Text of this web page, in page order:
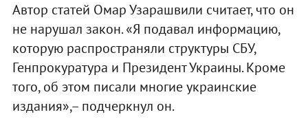
Автор статей Омар Узарашвили считает, что он
не нарушал закон. «Я подавал информацию,
которую распространяли структуры СБУ,
Генпрокуратура и Президент Украины. Кроме
того, об этом писали многие украинские
издания»,– подчеркнул он.